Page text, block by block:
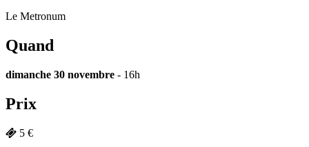
Le Metronum
Quand
dimanche 30 novembre - 16h
Prix
5 €